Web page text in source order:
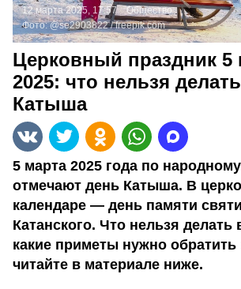
12 марта 2025, 17:57
Общество
Фото:@se2903822 /freepik.com
Церковный праздник 5
2025: что нельзя
Катыша
5 марта 2025 года по
отмечают день Катыша. В
календаре — день памяти
Катанского. Что нельзя делать
какие приметы нужно
читайте в материале ниже.